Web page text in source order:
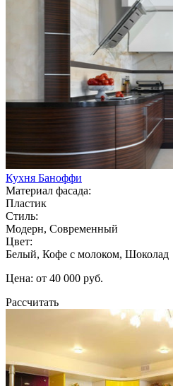
Кухня Баноффи
Материал фасада:
Пластик
Стиль:
Модерн, Современный
Цвет:
Белый, Кофе с молоком, Шоколад
Цена: от 40 000 руб.
Рассчитать